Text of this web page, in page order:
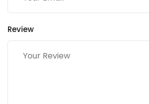
Review